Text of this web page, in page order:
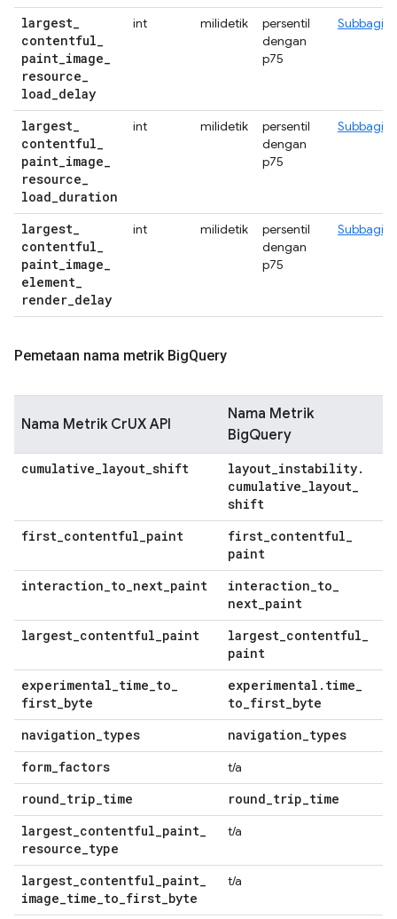
largest_
contentful_
paint_image_
resource_
load_delay
int milidetik
persentil
dengan
p75
largest_
contentful_
paint_image_
resource_
load_duration
int milidetik
persentil
dengan
p75
largest_
contentful_
paint_image_
element_
render_delay
int milidetik
persentil
dengan
p75
Pemetaan nama metrik BigQuery
Nama Metrik CrUX API
Nama Metrik
BigQuery
cumulative_layout_shift layout_instability.
cumulative_layout_
shift
first_contentful_paint first_contentful_
paint
interaction_to_next_paint interaction_to_
next_paint
largest_contentful_paint largest_contentful_
paint
experimental_time_to_
first_byte
experimental . time_
to_first_byte
navigation_types navigation_types
form_factors t/a
round_trip_time round_trip_time
largest_contentful_paint_
resource_type
t/a
largest_contentful_paint_
image_time_to_first_byte
t/a